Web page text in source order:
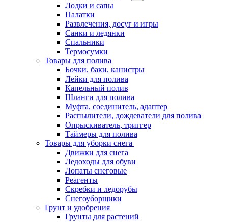
Лодки и сапы
Палатки
Развлечения, досуг и игры
Санки и ледянки
Спальники
Термосумки
Товары для полива
Бочки, баки, канистры
Лейки для полива
Капельный полив
Шланги для полива
Муфта, соединитель, адаптер
Распылители, дождеватели для полива
Опрыскиватель, триггер
Таймеры для полива
Товары для уборки снега
Движки для снега
Ледоходы для обуви
Лопаты снеговые
Реагенты
Скребки и ледорубы
Снегоуборщики
Грунт и удобрения
Грунты для растений